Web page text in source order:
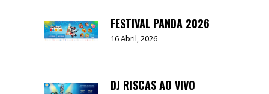
FESTIVAL PANDA 2026
16 Abril, 2026
DJ RISCAS AO VIVO